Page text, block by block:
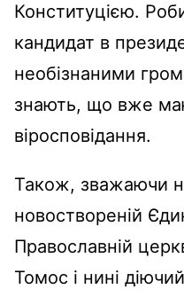
Конституцією.
кандидат в
необізнаними
знають, що вже
віросповідання.
Також, зважаючи
новоствореній
Православній
Томос і нині